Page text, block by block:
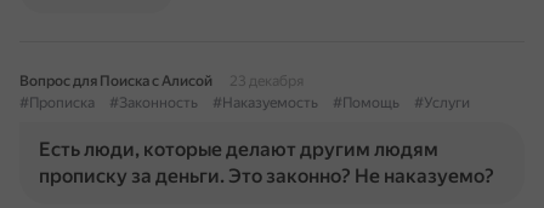
Вопрос для Поиска с Алисой
23 декабря
#Прописка
#Законность #Наказуемость #Помощь #Услуги
Есть люди, которые делают другим людям
прописку за деньги. Это законно? Не наказуемо?